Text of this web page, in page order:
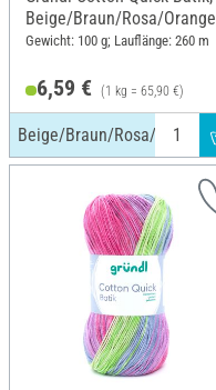
Beige/Braun/Rosa/Orange
Gewicht: 100 g; Lauflänge: 260 m
6,59 € (1 kg = 65,90 €)
Beige/Braun/Rosa/Orange